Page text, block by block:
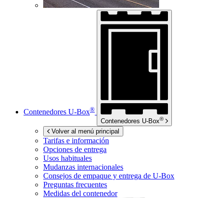
Contenedores U-Box®
Contenedores U-Box®
Volver al menú principal
Tarifas e información
Opciones de entrega
Usos habituales
Mudanzas internacionales
Consejos de empaque y entrega de U-Box
Preguntas frecuentes
Medidas del contenedor